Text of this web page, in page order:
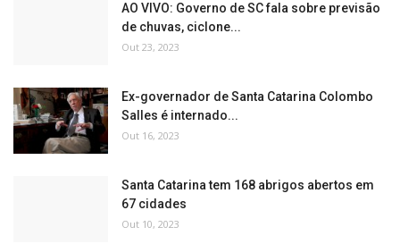
AO VIVO: Governo de SC fala sobre previsão
de chuvas, ciclone...
Out 23, 2023
Ex-governador de Santa Catarina Colombo
Salles é internado...
Out 16, 2023
Santa Catarina tem 168 abrigos abertos em
67 cidades
Out 10, 2023